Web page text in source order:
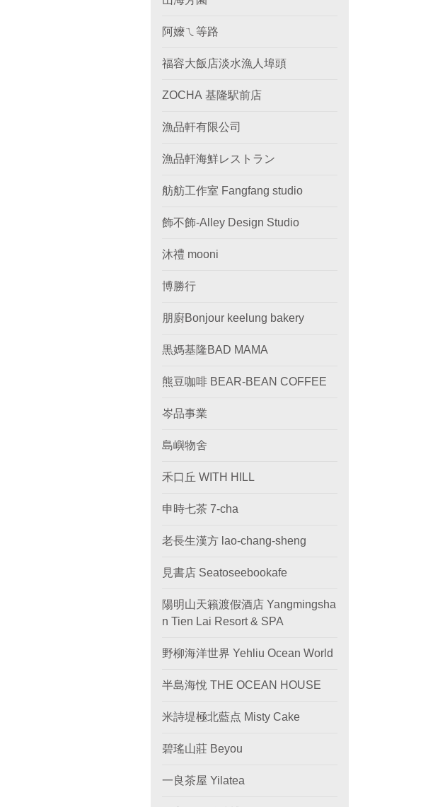
阿嬤ㄟ等路
福容大飯店淡水漁人埠頭
ZOCHA 基隆駅前店
漁品軒有限公司
漁品軒海鮮レストラン
舫舫工作室 Fangfang studio
飾不飾-Alley Design Studio
沐禮 mooni
博勝行
朋廚Bonjour keelung bakery
黒媽基隆BAD MAMA
熊豆咖啡 BEAR-BEAN COFFEE
岑品事業
島嶼物舍
禾口丘 WITH HILL
申時七茶 7-cha
老長生漢方 lao-chang-sheng
見書店 Seatoseebookafe
陽明山天籟渡假酒店 Yangmingsha
n Tien Lai Resort & SPA
野柳海洋世界 Yehliu Ocean World
半島海悅 THE OCEAN HOUSE
米詩堤極北藍点 Misty Cake
碧瑤山莊 Beyou
一良茶屋 Yilatea